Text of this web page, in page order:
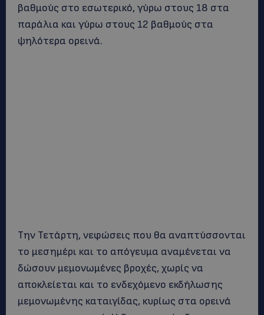
βαθμούς στο εσωτερικό, γύρω στους 18 στα
παράλια και γύρω στους 12 βαθμούς στα
ψηλότερα ορεινά.
Την Τετάρτη, νεφώσεις που θα αναπτύσσονται
το μεσημέρι και το απόγευμα αναμένεται να
δώσουν μεμονωμένες βροχές, χωρίς να
αποκλείεται και το ενδεχόμενο εκδήλωσης
μεμονωμένης καταιγίδας, κυρίως στα ορεινά